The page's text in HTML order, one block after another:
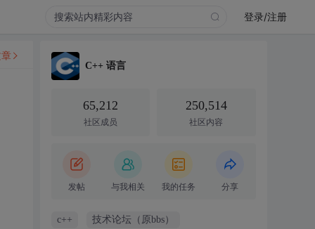
登录/注册
C++ 语言
65,212
社区成员
250,514
社区内容
发帖 与我相关 我的任务 分享
c++ 技术论坛（原bbs）